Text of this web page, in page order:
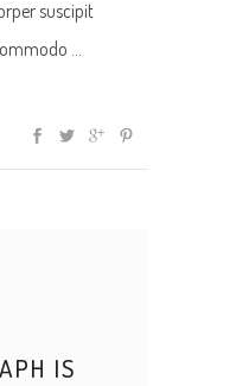
suscipit
IS